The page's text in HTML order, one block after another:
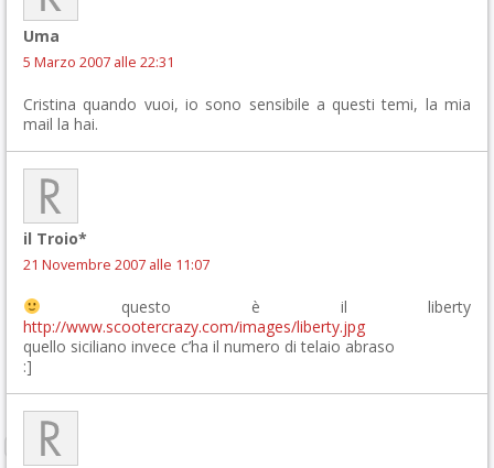
Uma
5 Marzo 2007 alle 22:31
Cristina quando vuoi, io sono sensibile a questi temi, la mia
mail la hai.
il Troio*
21 Novembre 2007 alle 11:07
questo è il liberty
http://www.scootercrazy.com/images/liberty.jpg
quello siciliano invece c’ha il numero di telaio abraso
:]